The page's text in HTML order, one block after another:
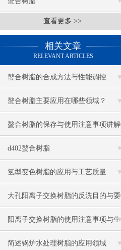
查看更多 >>
相关文章
RELEVANT ARTICLES
螯合树脂的合成方法与性能调控
螯合树脂主要应用在哪些领域？
螯合树脂的保存与使用注意事项讲解
d402螯合树脂
氢型变色树脂的应用与工艺质量
大孔阳离子交换树脂的反洗目的与要
点
阳离子交换树脂的使用注意事项与生
产过程
简述锅炉水处理树脂的应用领域